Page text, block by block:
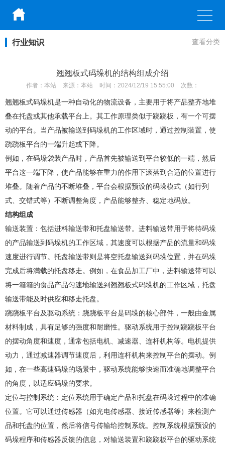
行业知识 查看分类
翘翘板式码垛机的结构组成介绍
作者： 本站 来源： 本站 时间： 2024/12/19 15:55:00 次数：
翘翘板式码垛机是一种自动化的物流设备，主要用于将产品整齐地堆
叠在托盘或其他承载平台上。其工作原理类似于跷跷板，有一个可摆
动的平台。当产品被输送到码垛机的工作区域时，通过控制装置，使
跷跷板平台的一端升起或下降。
例如，在码垛袋装产品时，产品首先被输送到平台较低的一端，然后
平台这一端下降，使产品能够在重力的作用下滚落到合适的位置进行
堆叠。随着产品的不断堆叠，平台会根据预设的码垛模式（如行列
式、交错式等）不断调整角度，产品能够整齐、稳定地码放。
结构组成
输送装置：包括进料输送带和托盘输送带。进料输送带用于将待码垛
的产品输送到码垛机的工作区域，其速度可以根据产品的流量和码垛
速度进行调节。托盘输送带则是将空托盘输送到码垛位置，并在码垛
完成后将满载的托盘移走。例如，在食品加工厂中，进料输送带可以
将一箱箱的食品产品匀速地输送到翘翘板式码垛机的工作区域，托盘
输送带能及时供应和移走托盘。
跷跷板平台及驱动系统：跷跷板平台是码垛的核心部件，一般由金属
材料制成，具有足够的强度和耐磨性。驱动系统用于控制跷跷板平台
的摆动角度和速度，通常包括电机、减速器、连杆机构等。电机提供
动力，通过减速器调节速度后，利用连杆机构来控制平台的摆动。例
如，在一些高速码垛的场景中，驱动系统能够快速而准确地调整平台
的角度，以适应码垛的要求。
定位与控制系统：定位系统用于确定产品和托盘在码垛过程中的准确
位置。它可以通过传感器（如光电传感器、接近传感器等）来检测产
品和托盘的位置，然后将信号传输给控制系统。控制系统根据预设的
码垛程序和传感器反馈的信息，对输送装置和跷跷板平台的驱动系统